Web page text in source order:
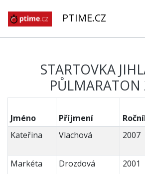
PTIME.CZ
STARTOVKA
Jméno Příjmení
Kateřina
Vlachová 2007
Markéta Drozdová 2001